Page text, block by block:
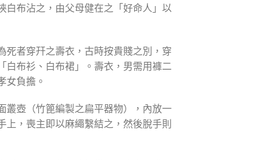
白布沾之，由父母健在之「好命人」以
死者穿幵之壽衣，古時按貴賤之別，穿
白布衫、白布裙」。壽衣，男需用褲二
女負擔。
叢壺（竹篦編製之扁平器物），內放一
，喪主即以麻繩繫結之，然後脫手則